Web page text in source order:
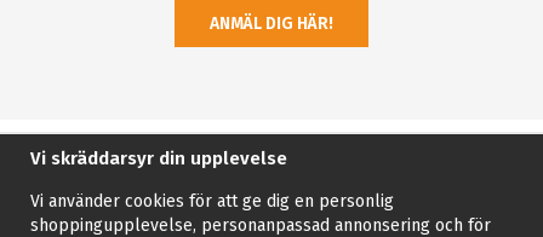
ANMÄL DIG HÄR!
Vi skräddarsyr din upplevelse
Vi använder cookies för att ge dig en personlig
shoppingupplevelse, personanpassad annonsering och för